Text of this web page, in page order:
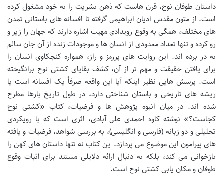
داستان طوفان نوح، قرن هاست که ذهن بشریت را به خود مشغول کرده
است. از متون مقدس ادیان ابراهیمی گرفته تا افسانه های باستانی تمدن
های مختلف، همگی به وقوع رویدادی مهیب اشاره دارند که جهان را زیر و
رو کرده و تنها تعداد معدودی از انسان ها و موجودات زنده از آن جان سالم
به در برده اند. این روایت های پررمز و راز، همواره کنجکاوی انسان را
برای یافتن حقیقت و مهم تر از آن، کشف بقایای کشتی نوح برانگیخته
است. پرسش هایی نظیر اینکه آیا این واقعه صرفاً یک افسانه است یا
ریشه های تاریخی و باستان شناختی دارد، در طول تاریخ بارها مطرح
شده اند. در میان انبوه پژوهش ها و فرضیات، کتاب «کشتی نوح
کجاست؟» نوشته کاوه احمدی علی آبادی، اثری است که با رویکردی
تحلیلی و دو زبانه (فارسی و انگلیسی)، به بررسی شواهد، فرضیات و یافته
های پیرامون این موضوع می پردازد. این کتاب نه تنها داستان های کهن را
بازخوانی می کند، بلکه به دنبال ارائه دلایلی مستند برای اثبات وقوع
طوفان و مکان یابی کشتی نوح است.